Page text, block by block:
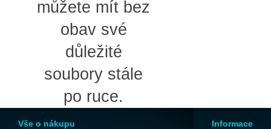
můžete mít bez
obav své
důležité
soubory stále
po ruce.
Vše o nákupu Informace